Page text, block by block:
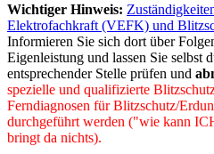
Wichtiger Hinweis:
Elektrofachkraft (VEFK) und
Informieren Sie sich dort über
Eigenleistung und lassen Sie selbst
entsprechender Stelle prüfen und
spezielle und qualifizierte
Ferndiagnosen für Blitzschutz/
durchgeführt werden ("wie kann
bringt da nichts).